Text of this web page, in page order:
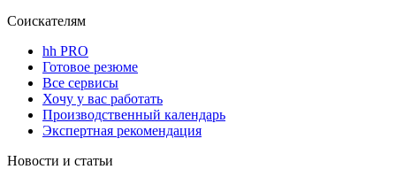
Соискателям
hh PRO
Готовое резюме
Все сервисы
Хочу у вас работать
Производственный календарь
Экспертная рекомендация
Новости и статьи